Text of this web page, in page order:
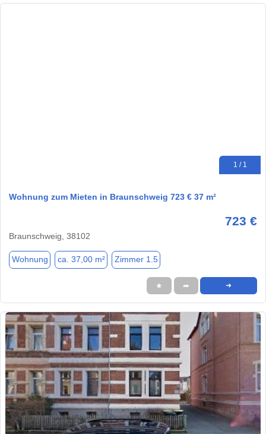
1 / 1
Wohnung zum Mieten in Braunschweig 723 € 37 m²
723 €
Braunschweig, 38102
Wohnung ca. 37,00 m² Zimmer 1.5
★ ➦ ➜